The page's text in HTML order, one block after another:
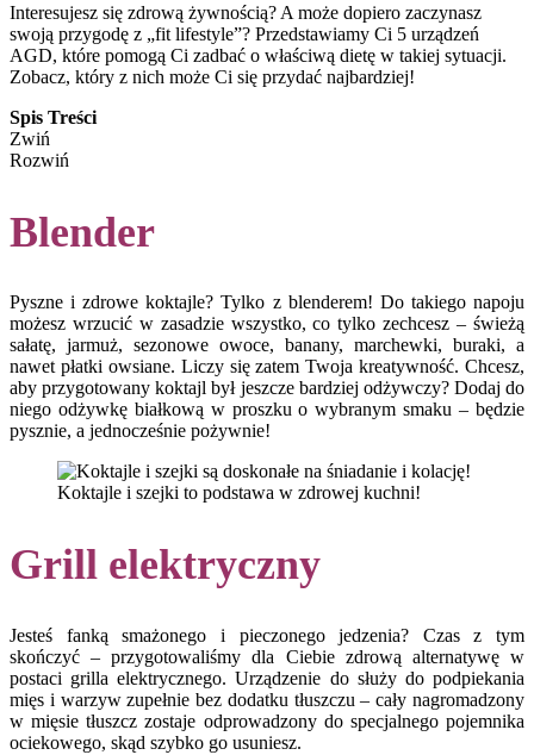
Interesujesz się zdrową żywnością? A może dopiero zaczynasz
swoją przygodę z „fit lifestyle”? Przedstawiamy Ci 5 urządzeń
AGD, które pomogą Ci zadbać o właściwą dietę w takiej sytuacji.
Zobacz, który z nich może Ci się przydać najbardziej!
Spis Treści
Zwiń
Rozwiń
Blender
Pyszne i zdrowe koktajle? Tylko z blenderem! Do takiego napoju
możesz wrzucić w zasadzie wszystko, co tylko zechcesz – świeżą
sałatę, jarmuż, sezonowe owoce, banany, marchewki, buraki, a
nawet płatki owsiane. Liczy się zatem Twoja kreatywność. Chcesz,
aby przygotowany koktajl był jeszcze bardziej odżywczy? Dodaj do
niego odżywkę białkową w proszku o wybranym smaku – będzie
pysznie, a jednocześnie pożywnie!
Koktajle i szejki to podstawa w zdrowej kuchni!
Grill elektryczny
Jesteś fanką smażonego i pieczonego jedzenia? Czas z tym
skończyć – przygotowaliśmy dla Ciebie zdrową alternatywę w
postaci grilla elektrycznego. Urządzenie do służy do podpiekania
mięs i warzyw zupełnie bez dodatku tłuszczu – cały nagromadzony
w mięsie tłuszcz zostaje odprowadzony do specjalnego pojemnika
ociekowego, skąd szybko go usuniesz.